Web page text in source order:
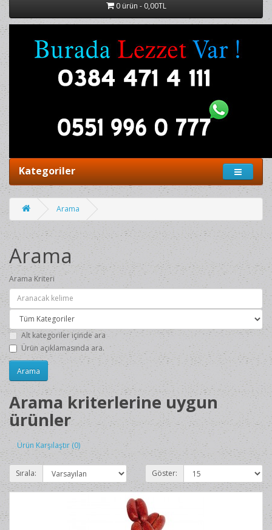
0 ürün - 0,00TL
Kategoriler
Arama
Arama
Arama Kriteri
Alt kategoriler içinde ara
Ürün açıklamasında ara.
Arama kriterlerine uygun
ürünler
Ürün Karşılaştır (0)
Sırala: Göster: